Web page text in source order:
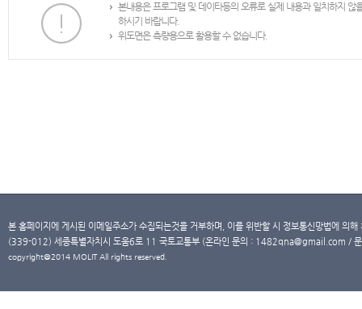
본내용은 프로그램 및 데이타등의 오류로 실제 내용과 일치하지
하시기 바랍니다.
위도면은 측량용으로 활용할 수 없습니다.
본 홈페이지에 게시된 이메일주소가 수집되는것을 거부하며, 이를 위반할 시 정보통신망법에 의
(339-012) 세종특별자치시 도움6로 11 국토교통부 (온라인 문의 : 1482qna@gmail.com /
copyright@2014 MOLIT All rights reserved.